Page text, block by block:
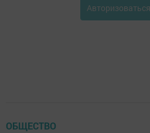
Авторизоваться
ОБЩЕСТВО